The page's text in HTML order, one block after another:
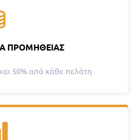
ΠΡΟΜΉΘΕΙΑΣ
50% από κάθε πελάτη